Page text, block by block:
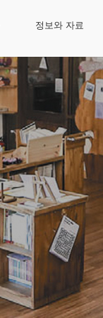
정보와 자료